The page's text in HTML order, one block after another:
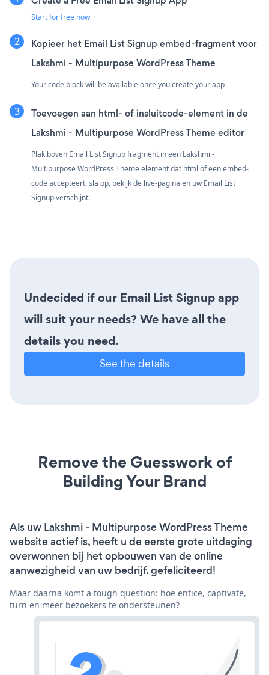
Start for free now
Kopieer het Email List Signup embed-fragment voor
Lakshmi - Multipurpose WordPress Theme
Your code block will be available once you create your app
Toevoegen aan html- of insluitcode-element in de
Lakshmi - Multipurpose WordPress Theme editor
Plak boven Email List Signup fragment in een Lakshmi -
Multipurpose WordPress Theme element dat html of een embed-
code accepteert. sla op, bekijk de live-pagina en uw Email List
Signup verschijnt!
Undecided if our Email List Signup app
will suit your needs? We have all the
details you need.
See the details
Remove the Guesswork of
Building Your Brand
Als uw Lakshmi - Multipurpose WordPress Theme
website actief is, heeft u de eerste grote uitdaging
overwonnen bij het opbouwen van de online
aanwezigheid van uw bedrijf. gefeliciteerd!
Maar daarna komt a tough question: hoe entice, captivate,
turn en meer bezoekers te ondersteunen?